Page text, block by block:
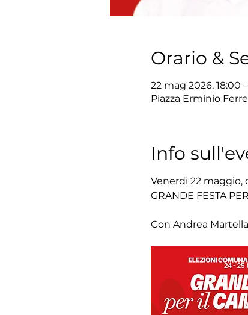
Orario &
22 mag 2026, 18:00
Piazza Erminio
Info
Venerdì 22 maggio,
GRANDE FESTA
Con Andrea